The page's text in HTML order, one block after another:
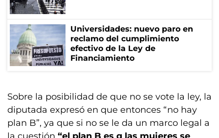
Universidades: nuevo paro en
reclamo del cumplimiento
efectivo de la Ley de
Financiamiento
Sobre la posibilidad de que no se vote la ley, la
diputada expresó en que entonces “no hay
plan B”, ya que si no se le da un marco legal a